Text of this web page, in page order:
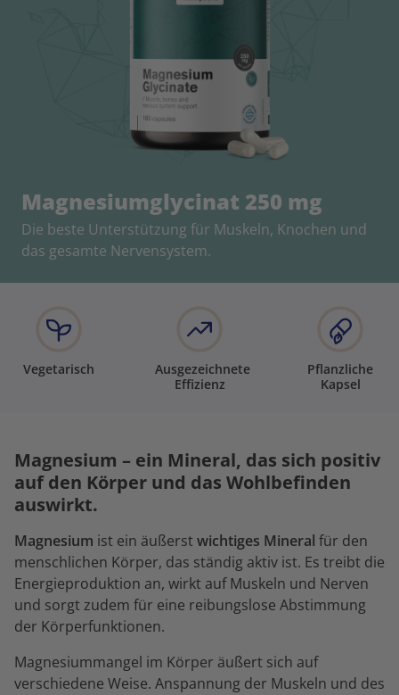
Magnesiumglycinat 250 mg
Die beste Unterstützung für Muskeln, Knochen und
das gesamte Nervensystem.
Vegetarisch
Ausgezeichnete
Effizienz
Pflanzliche
Kapsel
Magnesium – ein Mineral, das sich positiv
auf den Körper und das Wohlbefinden
auswirkt.
Magnesium ist ein äußerstwichtiges Mineral für den
menschlichen Körper, das ständig aktiv ist. Es treibt die
Energieproduktion an, wirkt auf Muskeln und Nerven
und sorgt zudem für eine reibungslose Abstimmung
der Körperfunktionen.
Magnesiummangel im Körper äußert sich auf
verschiedene Weise. Anspannung der Muskeln und des